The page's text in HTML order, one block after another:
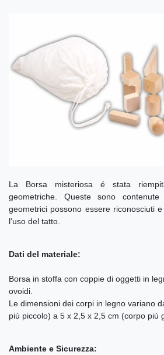
La Borsa misteriosa é stata
geometriche. Queste sono
geometrici possono essere riconosciuti
l'uso del tatto.
Dati del materiale:
Borsa in stoffa con coppie di oggetti in
ovoidi.
Le dimensioni dei corpi in legno variano
più piccolo) a 5 x 2,5 x 2,5 cm (corpo più
Ambiente e Sicurezza: